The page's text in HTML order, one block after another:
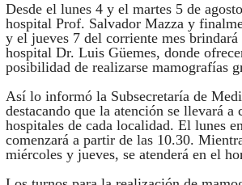
Desde el lunes 4 y el martes 5 de
hospital Prof. Salvador Mazza y
y el jueves 7 del corriente mes brindará
hospital Dr. Luis Güemes, donde
posibilidad de realizarse mamografías
Así lo informó la Subsecretaría de
destacando que la atención se llevará a
hospitales de cada localidad. El lunes
comenzará a partir de las 10.30.
miércoles y jueves, se atenderá en el